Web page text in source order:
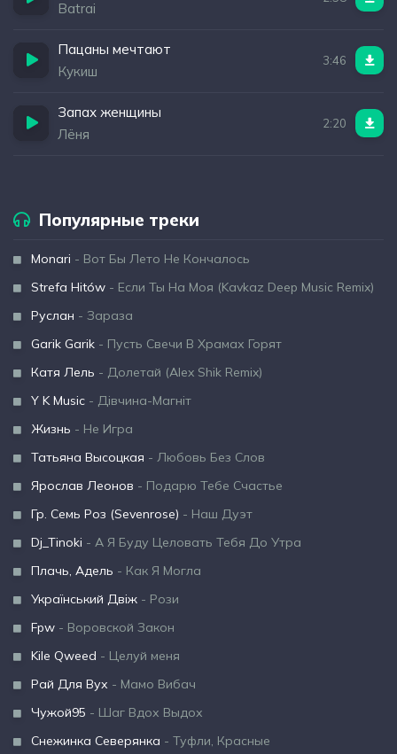
Batrai
Пацаны мечтают
Кукиш
3:46
Запах женщины
Лёня
2:20
Популярные треки
Monari - Вот Бы Лето Не Кончалось
Strefa Hitów - Если Ты На Моя (Kavkaz Deep Music Remix)
Руслан - Зараза
Garik Garik - Пусть Свечи В Храмах Горят
Катя Лель - Долетай (Alex Shik Remix)
Y K Music - Дівчина-Магніт
Жизнь - Не Игра
Татьяна Высоцкая - Любовь Без Слов
Ярослав Леонов - Подарю Тебе Счастье
Гр. Семь Роз (Sevenrose) - Наш Дуэт
Dj_Tinoki - А Я Буду Целовать Тебя До Утра
Плачь, Адель - Как Я Могла
Український Двіж - Рози
Fpw - Воровской Закон
Kile Qweed - Целуй меня
Рай Для Вух - Мамо Вибач
Чужой95 - Шаг Вдох Выдох
Снежинка Северянка - Туфли, Красные